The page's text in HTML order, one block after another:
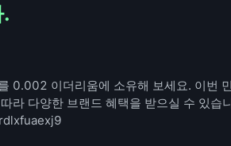
0.002 이더리움에 소유해 보세요. 이번
라 다양한 브랜드 혜택을 받으실 수 있습